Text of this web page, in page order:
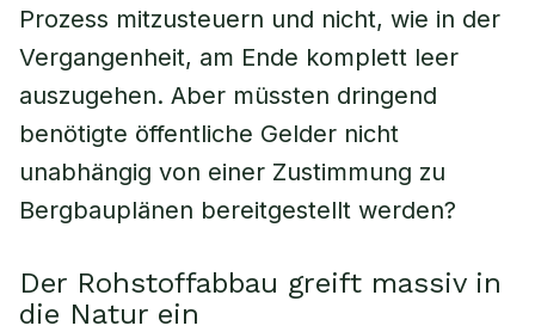
Prozess mitzusteuern und nicht, wie in der
Vergangenheit, am Ende komplett leer
auszugehen. Aber müssten dringend
benötigte öffentliche Gelder nicht
unabhängig von einer Zustimmung zu
Bergbauplänen bereitgestellt werden?
Der Rohstoffabbau greift massiv in
die Natur ein